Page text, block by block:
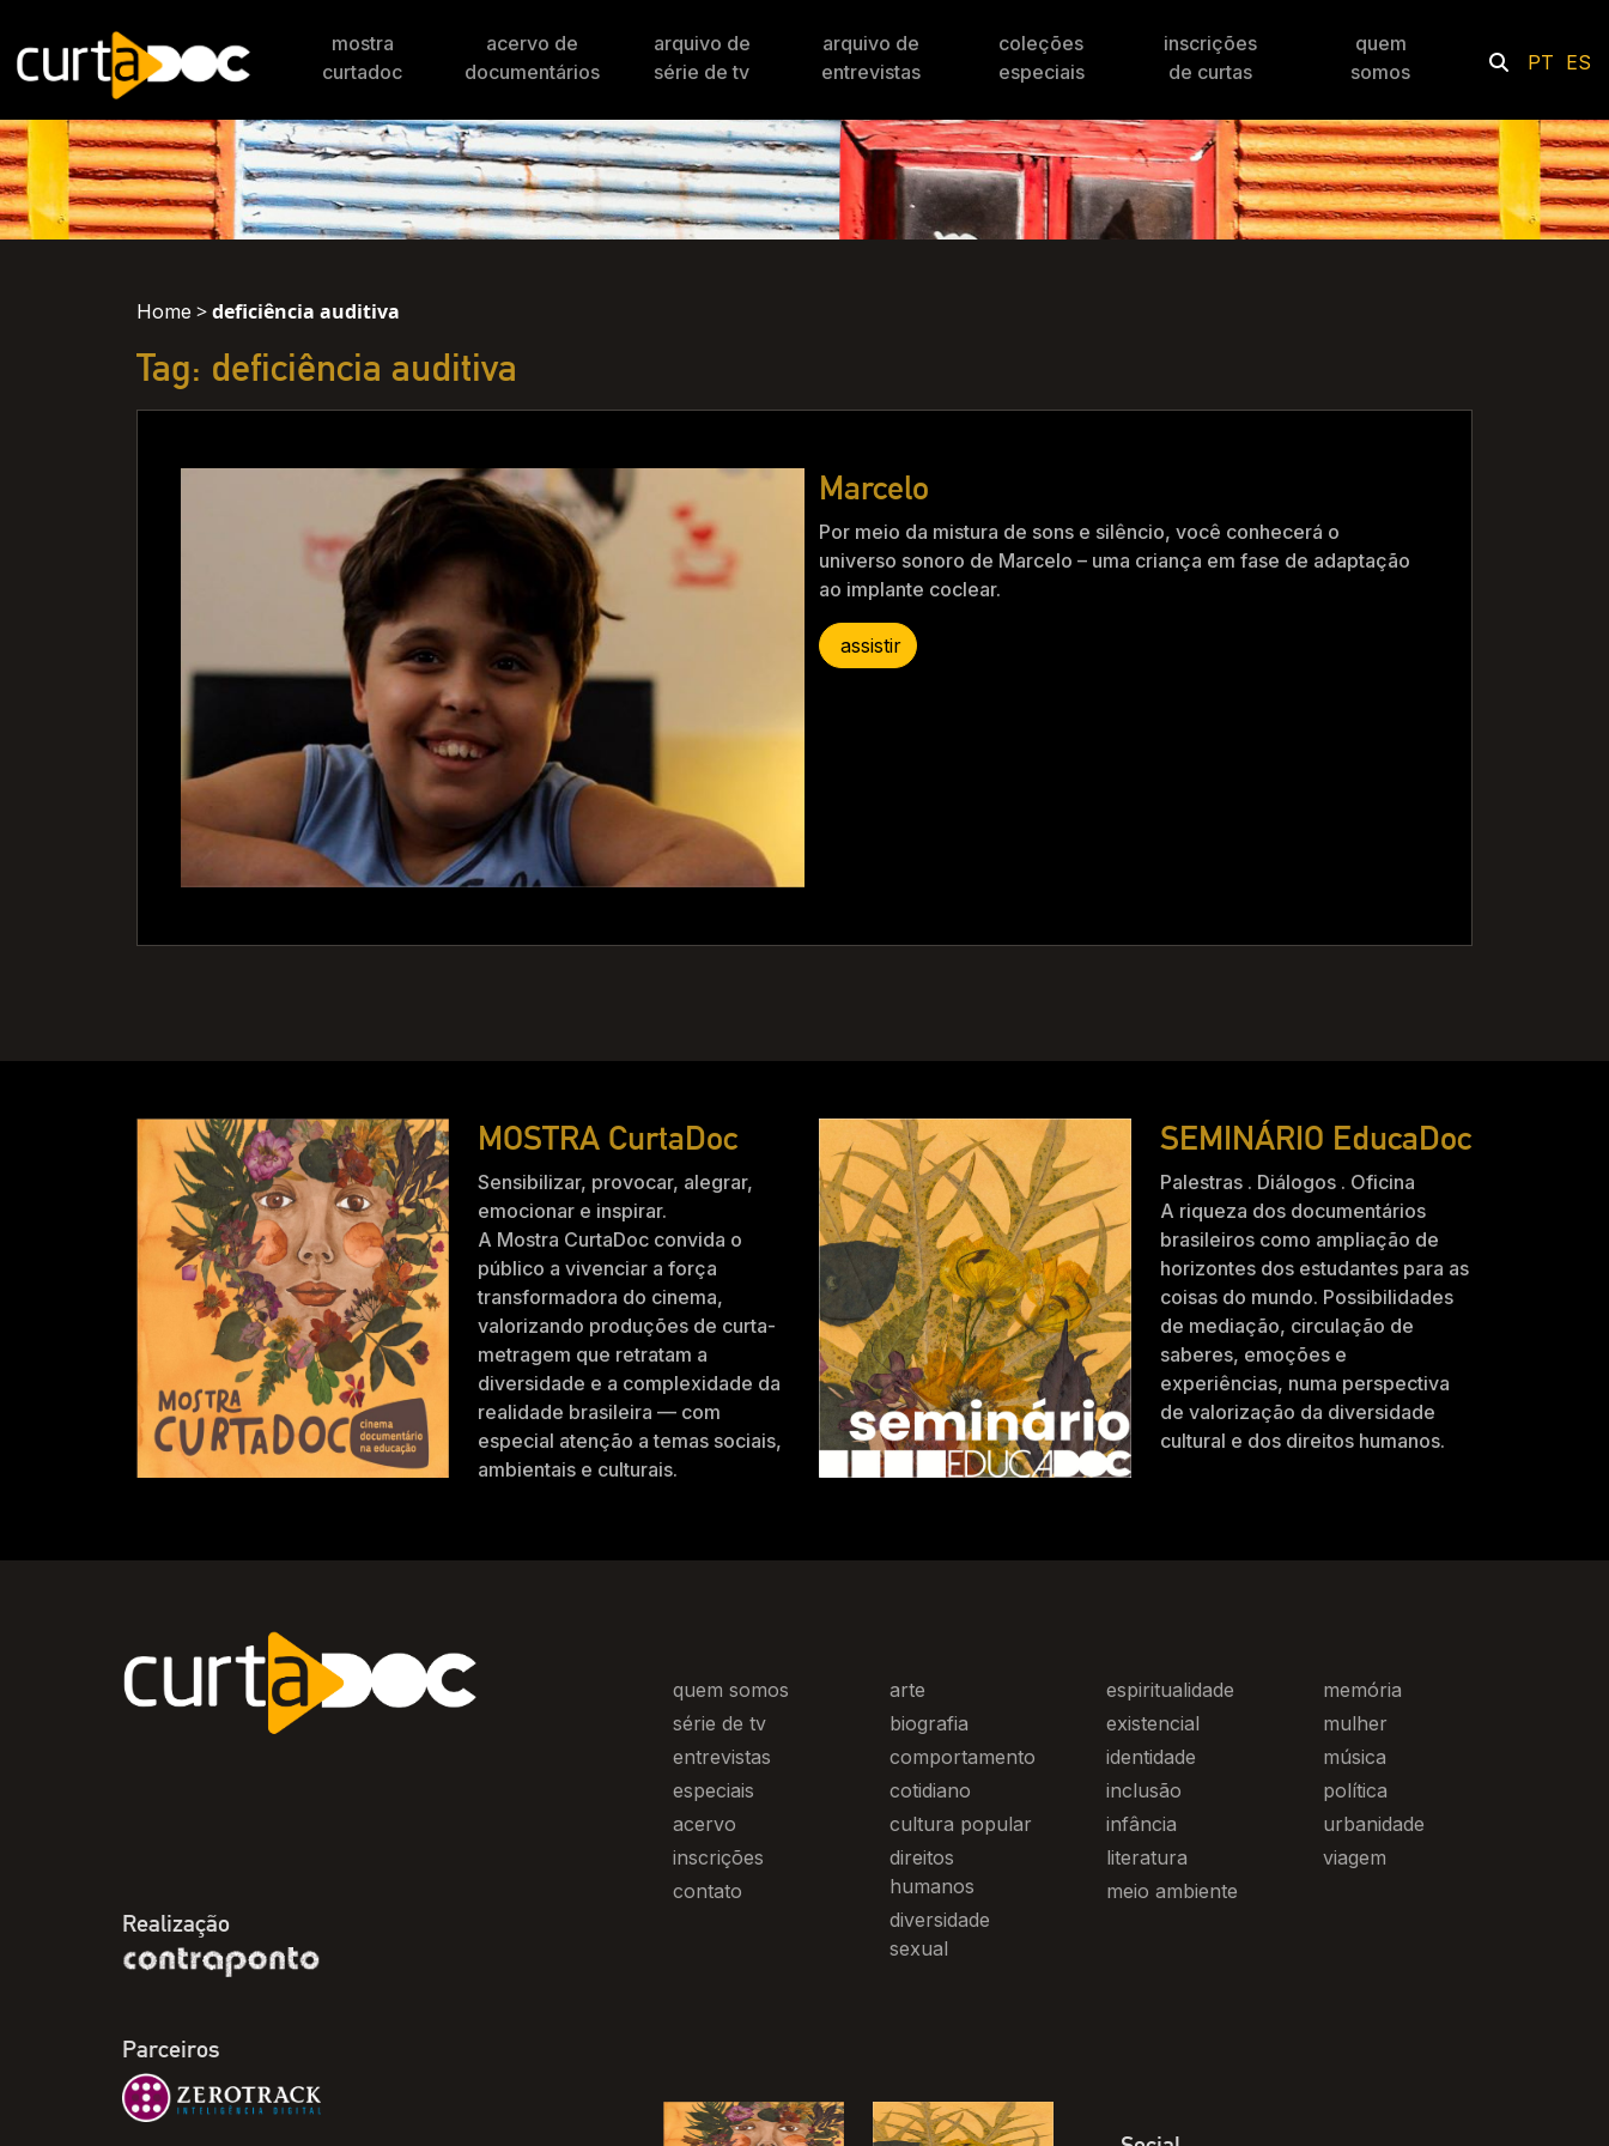
mostra
curtadoc
acervo de
documentários
arquivo de
série de tv
arquivo de
entrevistas
coleções
especiais
inscrições
de curtas
quem
somos
PT ES
Home >deficiência auditiva
Tag: deficiência auditiva
Marcelo
Por meio da mistura de sons e silêncio, você conhecerá o
universo sonoro de Marcelo – uma criança em fase de adaptação
ao implante coclear.
assistir
MOSTRA CurtaDoc
Sensibilizar, provocar, alegrar,
emocionar e inspirar.
A Mostra CurtaDoc convida o
público a vivenciar a força
transformadora do cinema,
valorizando produções de curta-
metragem que retratam a
diversidade e a complexidade da
realidade brasileira — com
especial atenção a temas sociais,
ambientais e culturais.
SEMINÁRIO EducaDoc
Palestras . Diálogos . Oficina
A riqueza dos documentários
brasileiros como ampliação de
horizontes dos estudantes para as
coisas do mundo. Possibilidades
de mediação, circulação de
saberes, emoções e
experiências, numa perspectiva
de valorização da diversidade
cultural e dos direitos humanos.
Realização
Parceiros
quem somos
série de tv
entrevistas
especiais
acervo
inscrições
contato
arte
biografia
comportamento
cotidiano
cultura popular
direitos
humanos
diversidade
sexual
espiritualidade
existencial
identidade
inclusão
infância
literatura
meio ambiente
memória
mulher
música
política
urbanidade
viagem